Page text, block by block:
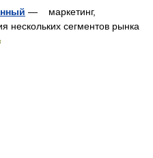
— маркетинг,
нескольких сегментов рынка